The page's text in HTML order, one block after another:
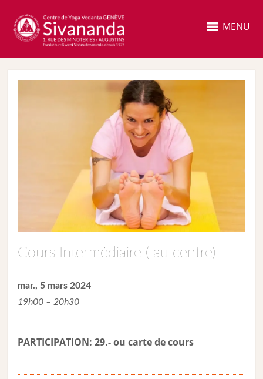
MENU
Cours Intermédiaire ( au centre)
mar., 5 mars 2024
19h00 – 20h30
PARTICIPATION: 29.- ou carte de cours